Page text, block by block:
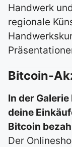
Handwerk
regionale
Bitcoin-
In der
deine
Bitcoin
Der